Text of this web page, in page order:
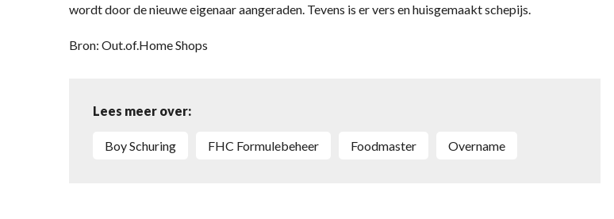
wordt door de nieuwe eigenaar aangeraden. Tevens is er vers en huisgemaakt schepijs.
Bron: Out.of.Home Shops
Lees meer over:
Boy Schuring FHC Formulebeheer Foodmaster overname